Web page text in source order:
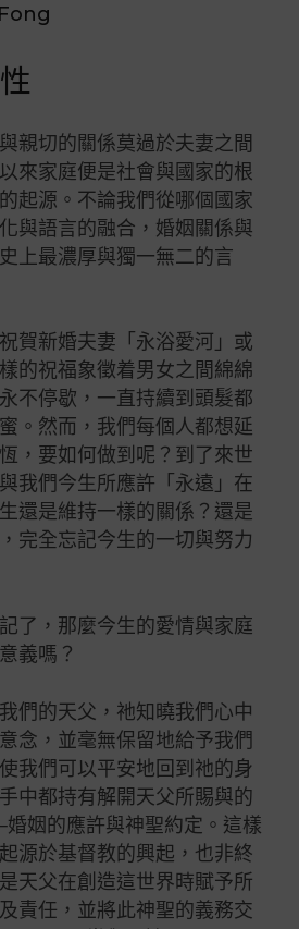
親切的關係莫過於夫妻之間
來家庭便是社會與國家的根
起源。不論我們從哪個國家
與語言的融合，婚姻關係與
上最濃厚與獨一無二的言
賀新婚夫妻「永浴愛河」或
的祝福象徵着男女之間綿綿
不停歇，一直持續到頭髮都
。然而，我們每個人都想延
，要如何做到呢？到了來世
我們今生所應許「永遠」在
還是維持一樣的關係？還是
完全忘記今生的一切與努力
了，那麼今生的愛情與家庭
義嗎？
們的天父，祂知曉我們心中
念，並毫無保留地給予我們
我們可以平安地回到祂的身
中都持有解開天父所賜與的
姻的應許與神聖約定。這樣
源於基督教的興起，也非終
天父在創造這世界時賦予所
責任，並將此神聖的義務交